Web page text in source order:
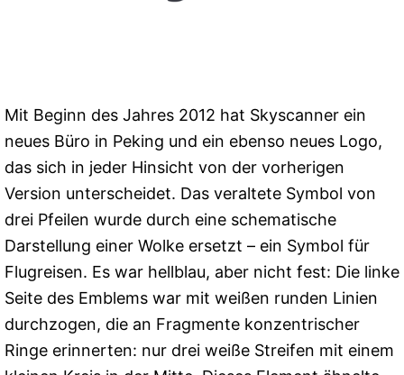
Mit Beginn des Jahres 2012 hat Skyscanner ein
neues Büro in Peking und ein ebenso neues Logo,
das sich in jeder Hinsicht von der vorherigen
Version unterscheidet. Das veraltete Symbol von
drei Pfeilen wurde durch eine schematische
Darstellung einer Wolke ersetzt – ein Symbol für
Flugreisen. Es war hellblau, aber nicht fest: Die linke
Seite des Emblems war mit weißen runden Linien
durchzogen, die an Fragmente konzentrischer
Ringe erinnerten: nur drei weiße Streifen mit einem